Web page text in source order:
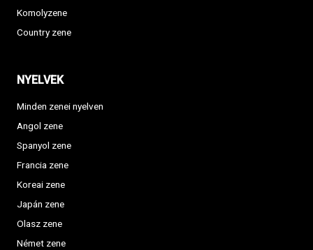
Komolyzene
Country zene
NYELVEK
Minden zenei nyelven
Angol zene
Spanyol zene
Francia zene
Koreai zene
Japán zene
Olasz zene
Német zene